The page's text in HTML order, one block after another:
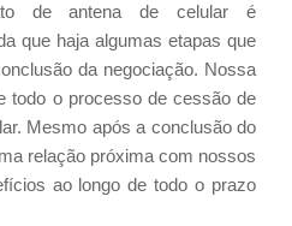
de antena de celular é
que haja algumas etapas que
da negociação. Nossa
todo o processo de cessão de
Mesmo após a conclusão do
relação próxima com nossos
ao longo de todo o prazo